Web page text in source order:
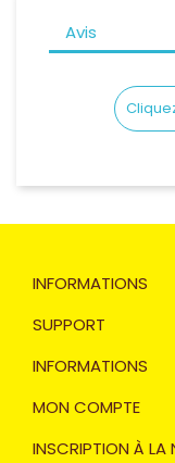
Avis
INFORMATIONS
SUPPORT
INFORMATIONS
MON COMPTE
INSCRIPTION À LA